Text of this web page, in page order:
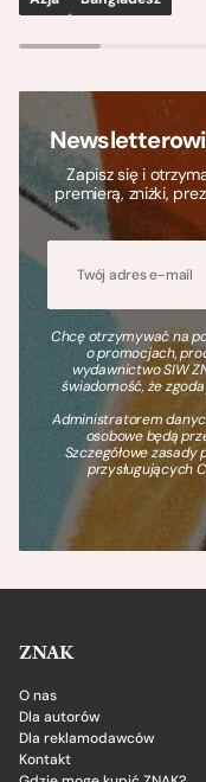
Zapisz się i
premierą, zniżki,
Chcę otrzymywać na
o promocjach,
wydawnictwo SIW
świadomość, że
Administratorem
osobowe będą
Szczegółowe
przysługujących
ZNAK
O nas
Dla autorów
Dla reklamodawców
Kontakt